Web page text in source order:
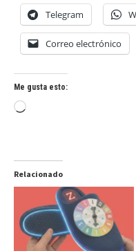
Telegram
Correo electrónico
Me gusta esto:
Cargando...
Relacionado